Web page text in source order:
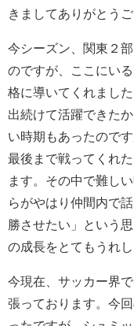
きましてありがとうご
今シーズン、関東２
のですが、ここにい
格に導いてくれまし
出続けて活躍できた
い時期もあったので
最後まで戦ってくれ
ます。その中で難し
らがやはり仲間内で
勝させたい」という
の成長をとてもうれ
今現在、サッカー界
張っております。今